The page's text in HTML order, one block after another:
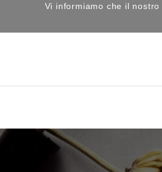
Vi informiamo che il